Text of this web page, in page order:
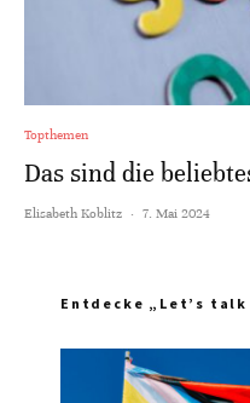
Topthemen
Das sind die
Elisabeth Koblitz · 7. Mai 2024
Entdecke „Let’s